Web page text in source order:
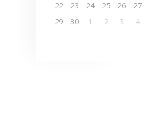
22
23 24 25 26 27
29
30 1 2 3 4